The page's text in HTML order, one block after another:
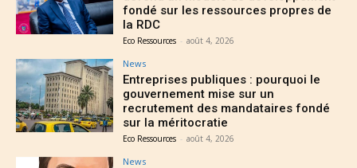
fondé sur les ressources propres de
la RDC
Eco Ressources - août 4, 2026
News
Entreprises publiques : pourquoi le
gouvernement mise sur un
recrutement des mandataires fondé
sur la méritocratie
Eco Ressources - août 4, 2026
News